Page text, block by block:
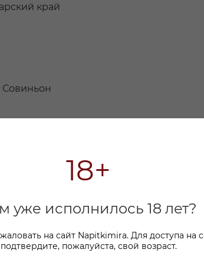
18+
уже исполнилось 18 лет?
на сайт Napitkimira. Для доступа на
подтвердите, пожалуйста, свой возраст.
край